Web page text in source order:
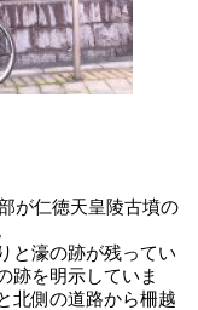
が仁徳天皇陵古墳の
と濠の跡が残ってい
跡を明示していま
北側の道路から柵越